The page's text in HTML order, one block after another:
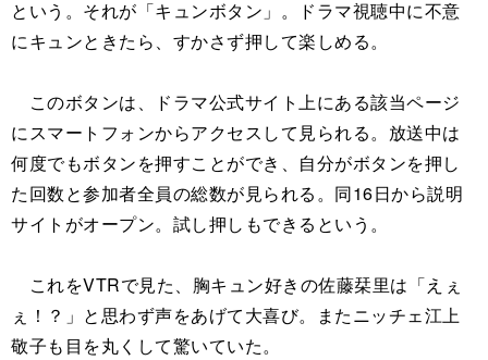
という。それが「キュンボタン」。ドラマ視聴中に不意
にキュンときたら、すかさず押して楽しめる。
このボタンは、ドラマ公式サイト上にある該当ページ
にスマートフォンからアクセスして見られる。放送中は
何度でもボタンを押すことができ、自分がボタンを押し
た回数と参加者全員の総数が見られる。同16日から説明
サイトがオープン。試し押しもできるという。
これをVTRで見た、胸キュン好きの佐藤栞里は「えぇ
ぇ！？」と思わず声をあげて大喜び。またニッチェ江上
敬子も目を丸くして驚いていた。